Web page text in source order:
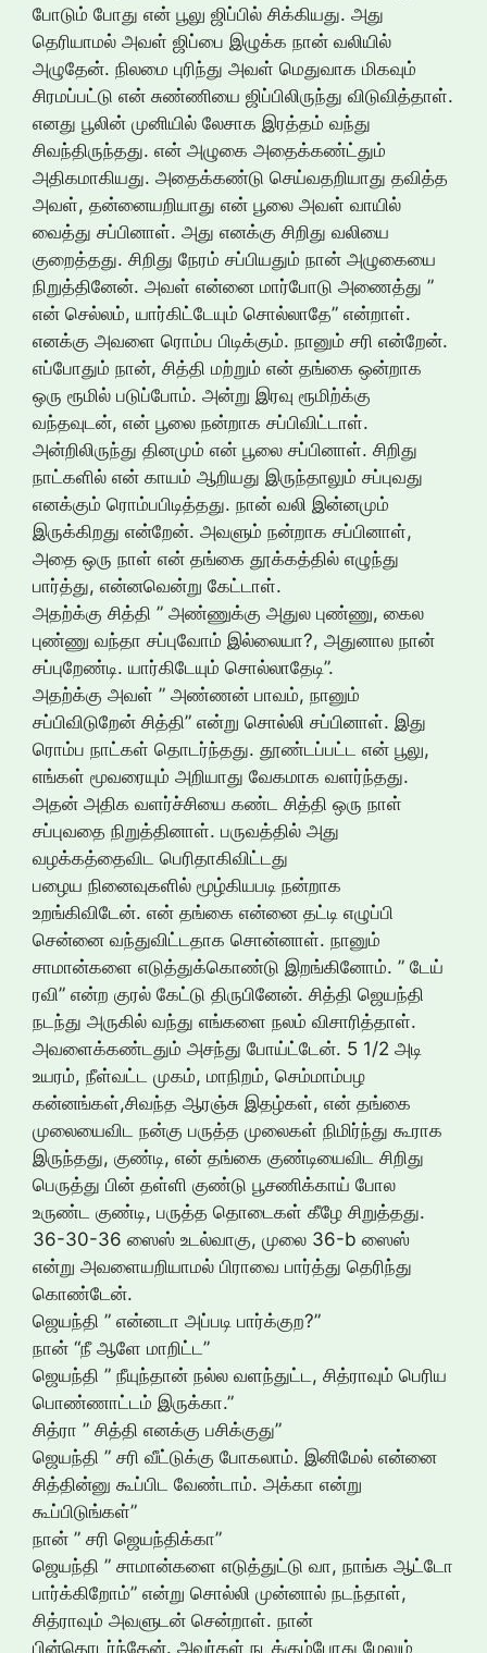
போடும் போது என் பூலு ஜிப்பில் சிக்கியது. அது
தெரியாமல் அவள் ஜிப்பை இழுக்க நான் வலியில்
அழுதேன். நிலமை புரிந்து அவள் மெதுவாக மிகவும்
சிரமப்பட்டு என் சுண்ணியை ஜிப்பிலிருந்து விடுவித்தாள்.
எனது பூலின் முனியில் லேசாக இரத்தம் வந்து
சிவந்திருந்தது. என் அழுகை அதைக்கண்ட்தும்
அதிகமாகியது. அதைக்கண்டு செய்வதறியாது தவித்த
அவள், தன்னையறியாது என் பூலை அவள் வாயில்
வைத்து சப்பினாள். அது எனக்கு சிறிது வலியை
குறைத்தது. சிறிது நேரம் சப்பியதும் நான் அழுகையை
நிறுத்தினேன். அவள் என்னை மார்போடு அணைத்து ”
என் செல்லம், யார்கிட்டேயும் சொல்லாதே” என்றாள்.
எனக்கு அவளை ரொம்ப பிடிக்கும். நானும் சரி என்றேன்.
எப்போதும் நான், சித்தி மற்றும் என் தங்கை ஒன்றாக
ஒரு ரூமில் படுப்போம். அன்று இரவு ரூமிற்க்கு
வந்தவுடன், என் பூலை நன்றாக சப்பிவிட்டாள்.
அன்றிலிருந்து தினமும் என் பூலை சப்பினாள். சிறிது
நாட்களில் என் காயம் ஆறியது இருந்தாலும் சப்புவது
எனக்கும் ரொம்பபிடித்தது. நான் வலி இன்னமும்
இருக்கிறது என்றேன். அவளும் நன்றாக சப்பினாள்,
அதை ஒரு நாள் என் தங்கை தூக்கத்தில் எழுந்து
பார்த்து, என்னவென்று கேட்டாள்.
அதற்க்கு சித்தி ” அண்ணுக்கு அதுல புண்ணு, கைல
புண்ணு வந்தா சப்புவோம் இல்லையா?, அதுனால நான்
சப்புறேண்டி. யார்கிடேயும் சொல்லாதேடி”.
அதற்க்கு அவள் ” அண்ணன் பாவம், நானும்
சப்பிவிடுறேன் சித்தி” என்று சொல்லி சப்பினாள். இது
ரொம்ப நாட்கள் தொடர்ந்தது. தூண்டப்பட்ட என் பூலு,
எங்கள் மூவரையும் அறியாது வேகமாக வளர்ந்தது.
அதன் அதிக வளர்ச்சியை கண்ட சித்தி ஒரு நாள்
சப்புவதை நிறுத்தினாள். பருவத்தில் அது
வழக்கத்தைவிட பெரிதாகிவிட்டது
பழைய நினைவுகளில் மூழ்கியபடி நன்றாக
உறங்கிவிடேன். என் தங்கை என்னை தட்டி எழுப்பி
சென்னை வந்துவிட்டதாக சொன்னாள். நானும்
சாமான்களை எடுத்துக்கொண்டு இறங்கினோம். ” டேய்
ரவி” என்ற குரல் கேட்டு திருபினேன். சித்தி ஜெயந்தி
நடந்து அருகில் வந்து எங்களை நலம் விசாரித்தாள்.
அவளைக்கண்டதும் அசந்து போய்ட்டேன். 5 1/2 அடி
உயரம், நீள்வட்ட முகம், மாநிறம், செம்மாம்பழ
கன்னங்கள்,சிவந்த ஆரஞ்சு இதழ்கள், என் தங்கை
முலையைவிட நன்கு பருத்த முலைகள் நிமிர்ந்து கூராக
இருந்தது, குண்டி, என் தங்கை குண்டியைவிட சிறிது
பெருத்து பின் தள்ளி குண்டு பூசணிக்காய் போல
உருண்ட குண்டி, பருத்த தொடைகள் கீழே சிறுத்தது.
36-30-36 ஸைஸ் உடல்வாகு, முலை 36-b ஸைஸ்
என்று அவளையறியாமல் பிராவை பார்த்து தெரிந்து
கொண்டேன்.
ஜெயந்தி ” என்னடா அப்படி பார்க்குற?”
நான் “நீ ஆளே மாறிட்ட”
ஜெயந்தி ” நீயுந்தான் நல்ல வளந்துட்ட, சித்ராவும் பெரிய
பொண்ணாட்டம் இருக்கா.”
சித்ரா ” சித்தி எனக்கு பசிக்குது”
ஜெயந்தி ” சரி வீட்டுக்கு போகலாம். இனிமேல் என்னை
சித்தின்னு கூப்பிட வேண்டாம். அக்கா என்று
கூப்பிடுங்கள்”
நான் ” சரி ஜெயந்திக்கா”
ஜெயந்தி ” சாமான்களை எடுத்துட்டு வா, நாங்க ஆட்டோ
பார்க்கிறோம்” என்று சொல்லி முன்னால் நடந்தாள்,
சித்ராவும் அவளுடன் சென்றாள். நான்
பின்தொடர்ந்தேன். அவர்கள் நடக்கும்போது மேலும்